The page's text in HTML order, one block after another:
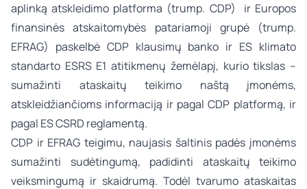
aplinką atskleidimo platforma (trump. CDP) ir Europos
finansinės atskaitomybės patariamoji grupė (trump.
EFRAG) paskelbė CDP klausimų banko ir ES klimato
standarto ESRS E1 atitikmenų žemėlapį, kurio tikslas –
sumažinti ataskaitų teikimo naštą įmonėms,
atskleidžiančioms informaciją ir pagal CDP platformą, ir
pagal ES CSRD reglamentą.
CDP ir EFRAG teigimu, naujasis šaltinis padės įmonėms
sumažinti sudėtingumą, padidinti ataskaitų teikimo
veiksmingumą ir skaidrumą. Todėl tvarumo ataskaitas